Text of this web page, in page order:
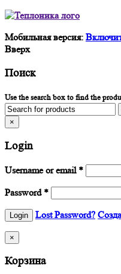
Мобильная версия:
Вверх
Поиск
Use the search box to find the
×
Login
Username or email *
Password *
Lost Password?
×
Корзина